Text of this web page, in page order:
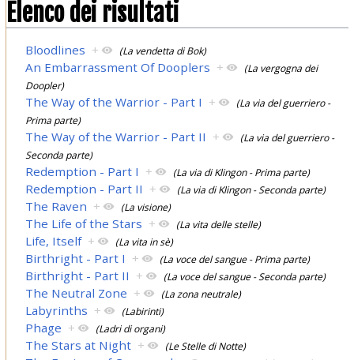
Elenco dei risultati
Bloodlines + (La vendetta di Bok)
An Embarrassment Of Dooplers +
(La vergogna dei
Doopler)
The Way of the Warrior - Part I +
(La via del guerriero -
Prima parte)
The Way of the Warrior - Part II +
(La via del guerriero -
Seconda parte)
Redemption - Part I + (La via di Klingon - Prima parte)
Redemption - Part II + (La via di Klingon - Seconda parte)
The Raven + (La visione)
The Life of the Stars + (La vita delle stelle)
Life, Itself + (La vita in sè)
Birthright - Part I + (La voce del sangue - Prima parte)
Birthright - Part II + (La voce del sangue - Seconda parte)
The Neutral Zone + (La zona neutrale)
Labyrinths + (Labirinti)
Phage + (Ladri di organi)
The Stars at Night + (Le Stelle di Notte)